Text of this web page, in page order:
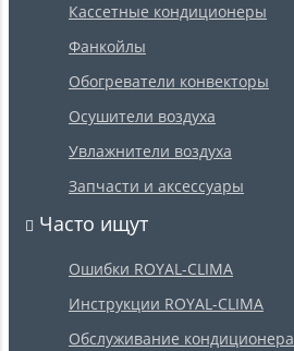
Кассетные кондиционеры
Фанкойлы
Обогреватели конвекторы
Осушители воздуха
Увлажнители воздуха
Запчасти и аксессуары
Часто ищут
Ошибки ROYAL-CLIMA
Инструкции ROYAL-CLIMA
Обслуживание кондиционера